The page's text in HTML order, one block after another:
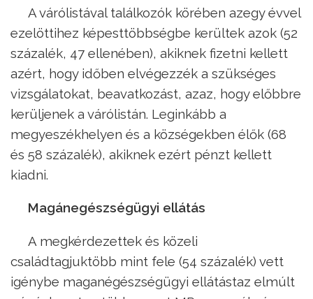
A várólistával találkozók körében azegy évvel
ezelöttihez képesttöbbségbe kerültek azok (52
százalék, 47 ellenében), akiknek fizetni kellett
azért, hogy időben elvégezzék a szükséges
vizsgálatokat, beavatkozást, azaz, hogy előbbre
kerüljenek a várólistán. Leginkább a
megyeszékhelyen és a községekben élők (68
és 58 százalék), akiknek ezért pénzt kellett
kiadni.
Magánegészségügyi ellátás
A megkérdezettek és közeli
családtagjuktöbb mint fele (54 százalék) vett
igénybe maganégészségügyi ellátástaz elmúlt